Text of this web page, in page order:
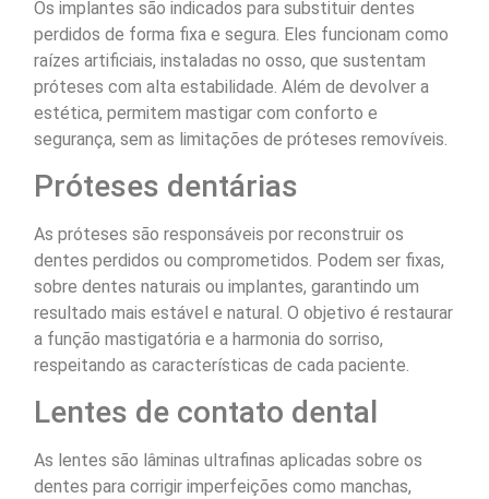
Os implantes são indicados para substituir dentes
perdidos de forma fixa e segura. Eles funcionam como
raízes artificiais, instaladas no osso, que sustentam
próteses com alta estabilidade. Além de devolver a
estética, permitem mastigar com conforto e
segurança, sem as limitações de próteses removíveis.
Próteses dentárias
As próteses são responsáveis por reconstruir os
dentes perdidos ou comprometidos. Podem ser fixas,
sobre dentes naturais ou implantes, garantindo um
resultado mais estável e natural. O objetivo é restaurar
a função mastigatória e a harmonia do sorriso,
respeitando as características de cada paciente.
Lentes de contato dental
As lentes são lâminas ultrafinas aplicadas sobre os
dentes para corrigir imperfeições como manchas,